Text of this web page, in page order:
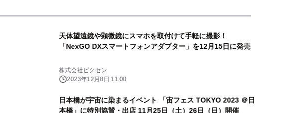
天体望遠鏡や顕微鏡にスマホを取付けて手軽に撮影！
「NexGO DXスマートフォンアダプター」を12月15日に発売
株式会社ビクセン
2023年12月8日 11:00
日本橋が宇宙に染まるイベント 「宙フェス TOKYO 2023 ＠日
本橋」に特別協賛・出店 11月25日（土）26日（日）開催